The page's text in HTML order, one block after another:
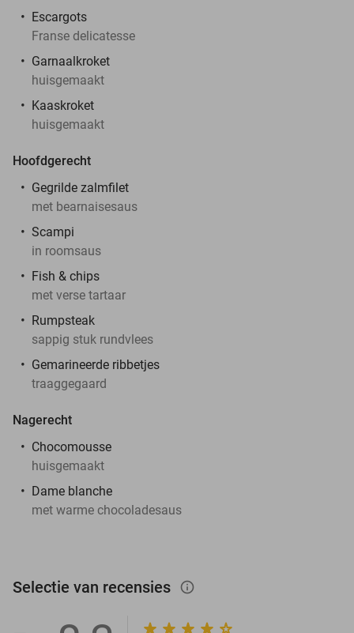
Escargots
Franse delicatesse
Garnaalkroket
huisgemaakt
Kaaskroket
huisgemaakt
Hoofdgerecht
Gegrilde zalmfilet
met bearnaisesaus
Scampi
in roomsaus
Fish & chips
met verse tartaar
Rumpsteak
sappig stuk rundvlees
Gemarineerde ribbetjes
traaggegaard
Nagerecht
Chocomousse
huisgemaakt
Dame blanche
met warme chocoladesaus
Selectie van recensies info_outlined